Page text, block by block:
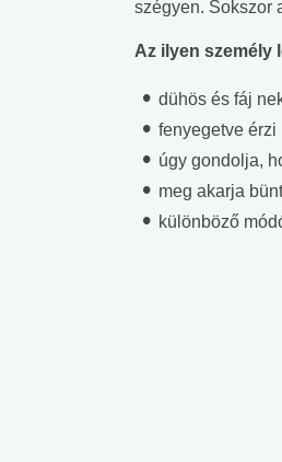
szégyen. Sokszor
Az ilyen személy
dühös és fáj
fenyegetve érzi
úgy gondolja,
meg akarja
különböző